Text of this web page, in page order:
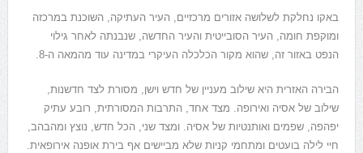
באקו נחלקת לשלושה אזורים מרכזיים, העיר העתיקה, השוכנת במרכזה
ומוקפת חומה, העיר הסובייטית והעיר החדשה, שנבנתה לאחר גילוי
הנפט באזור זה, שהוא מקור הכלכלה העיקרי במדינה עוד מהמאה ה-8.
הבירה האזרית היא שילוב מעניין של חדש וישן, מסורת לצד חדשנות,
שילוב של אסיה ואירופה. מצד אחד, התרבות המסורתית, רובע עתיק
יפהפה, שפמים ואותנטיות של אסיה. ומצד שני, הכל חדש, נוצץ ומהבהב,
חיי לילה בועטים ומתחמי קניות שלא מביישים אף בירת אופנה אירופאית.